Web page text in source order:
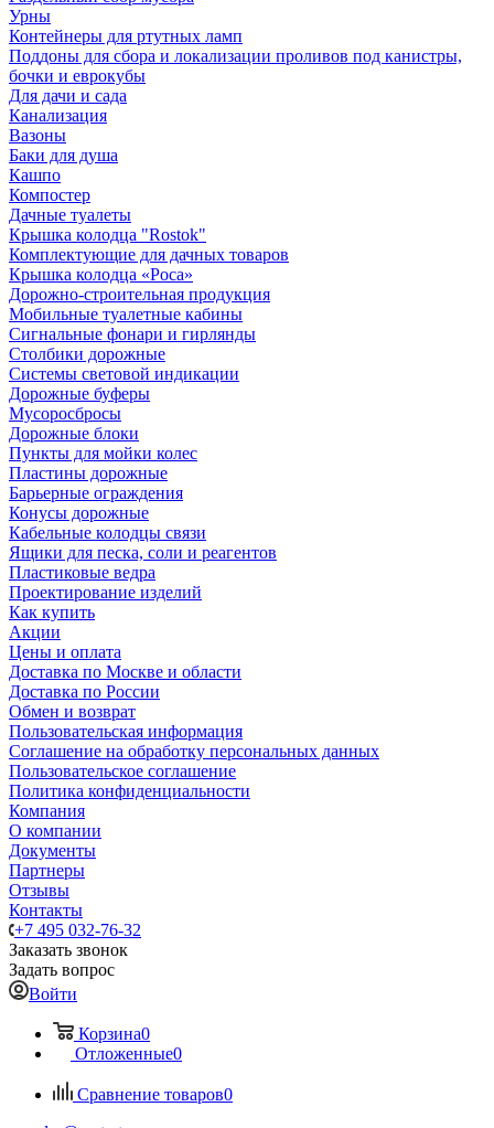
Урны
Контейнеры для ртутных ламп
Поддоны для сбора и локализации проливов под канистры,
бочки и еврокубы
Для дачи и сада
Канализация
Вазоны
Баки для душа
Кашпо
Компостер
Дачные туалеты
Крышка колодца "Rostok"
Комплектующие для дачных товаров
Крышка колодца «Роса»
Дорожно-строительная продукция
Мобильные туалетные кабины
Сигнальные фонари и гирлянды
Столбики дорожные
Системы световой индикации
Дорожные буферы
Мусоросбросы
Дорожные блоки
Пункты для мойки колес
Пластины дорожные
Барьерные ограждения
Конусы дорожные
Кабельные колодцы связи
Ящики для песка, соли и реагентов
Пластиковые ведра
Проектирование изделий
Как купить
Акции
Цены и оплата
Доставка по Москве и области
Доставка по России
Обмен и возврат
Пользовательская информация
Соглашение на обработку персональных данных
Пользовательское соглашение
Политика конфиденциальности
Компания
О компании
Документы
Партнеры
Отзывы
Контакты
+7 495 032-76-32
Заказать звонок
Задать вопрос
Войти
Корзина0
Отложенные0
Сравнение товаров0